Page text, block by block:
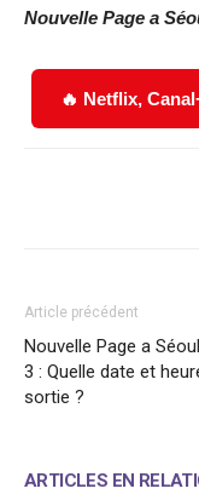
Nouvelle Page a
🔥 Netflix,
Article précédent
Nouvelle Page a
3 : Quelle date et
sortie ?
ARTICLES EN